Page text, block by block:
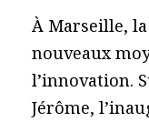
À Marseille,
nouveaux
l’innovation.
Jérôme,